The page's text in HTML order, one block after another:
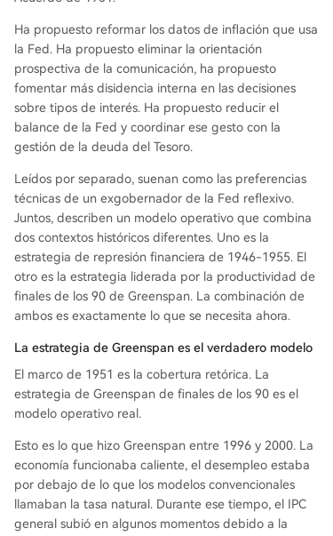
Ha propuesto reformar los datos de inflación que usa
la Fed. Ha propuesto eliminar la orientación
prospectiva de la comunicación, ha propuesto
fomentar más disidencia interna en las decisiones
sobre tipos de interés. Ha propuesto reducir el
balance de la Fed y coordinar ese gesto con la
gestión de la deuda del Tesoro.
Leídos por separado, suenan como las preferencias
técnicas de un exgobernador de la Fed reflexivo.
Juntos, describen un modelo operativo que combina
dos contextos históricos diferentes. Uno es la
estrategia de represión financiera de 1946-1955. El
otro es la estrategia liderada por la productividad de
finales de los 90 de Greenspan. La combinación de
ambos es exactamente lo que se necesita ahora.
La estrategia de Greenspan es el verdadero modelo
El marco de 1951 es la cobertura retórica. La
estrategia de Greenspan de finales de los 90 es el
modelo operativo real.
Esto es lo que hizo Greenspan entre 1996 y 2000. La
economía funcionaba caliente, el desempleo estaba
por debajo de lo que los modelos convencionales
llamaban la tasa natural. Durante ese tiempo, el IPC
general subió en algunos momentos debido a la